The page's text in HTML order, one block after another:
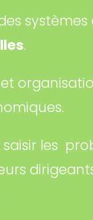
systèmes
.
les